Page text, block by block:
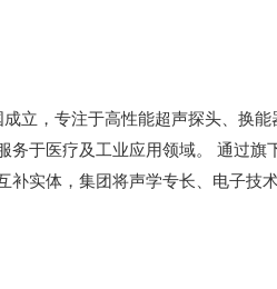
立，专注于高性能超声探头、换
务于医疗及工业应用领域。 通过旗
补实体，集团将声学专长、电子技